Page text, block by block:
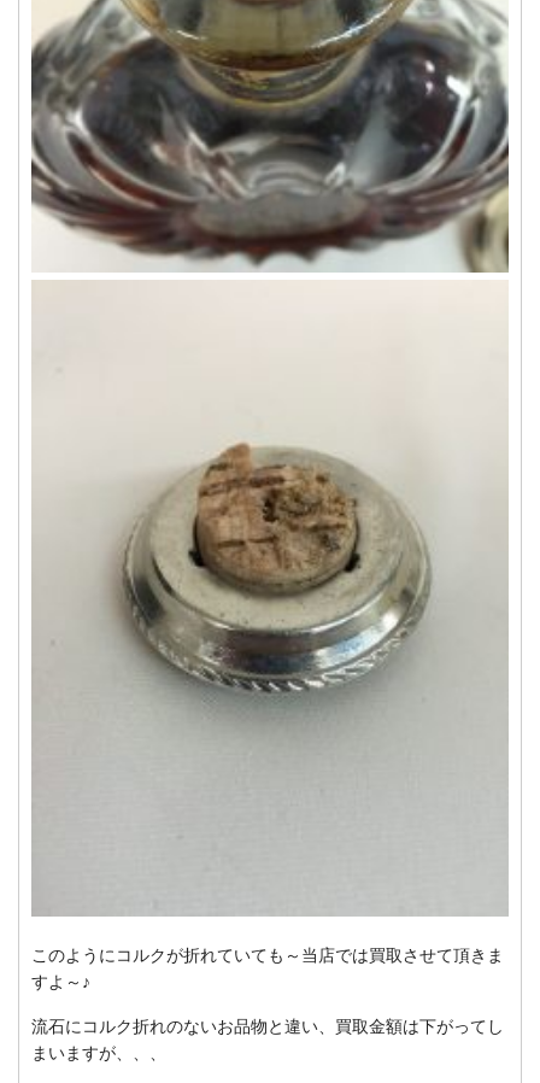
このようにコルクが折れていても～当店では買取させて頂きま
すよ～♪
流石にコルク折れのないお品物と違い、買取金額は下がってし
まいますが、、、